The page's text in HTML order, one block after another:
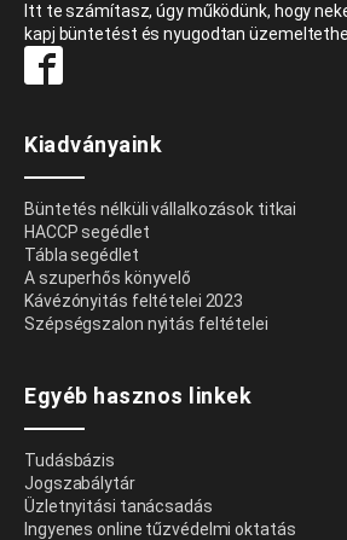
Itt te számítasz, úgy működünk, hogy
kapj büntetést és nyugodtan
Kiadványaink
Büntetés nélküli vállalkozások titkai
HACCP segédlet
Tábla segédlet
A szuperhős könyvelő
Kávézónyitás feltételei 2023
Szépségszalon nyitás feltételei
Egyéb hasznos linkek
Tudásbázis
Jogszabálytár
Üzletnyitási tanácsadás
Ingyenes online tűzvédelmi oktatás